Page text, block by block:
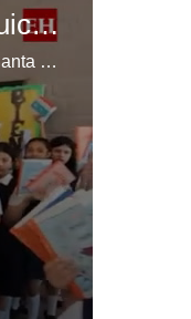
Escuela Enciende una Luz recibe cuadernos Quick, gracias a la Maratón del Saber
Los niños de la escuela Enciende una Luz, ubicada en la colonia Altos de Santa Rosa, al sur de Tegucigalpa, recibieron cuadernos Quick como parte de la Campaña Maratón del Saber.